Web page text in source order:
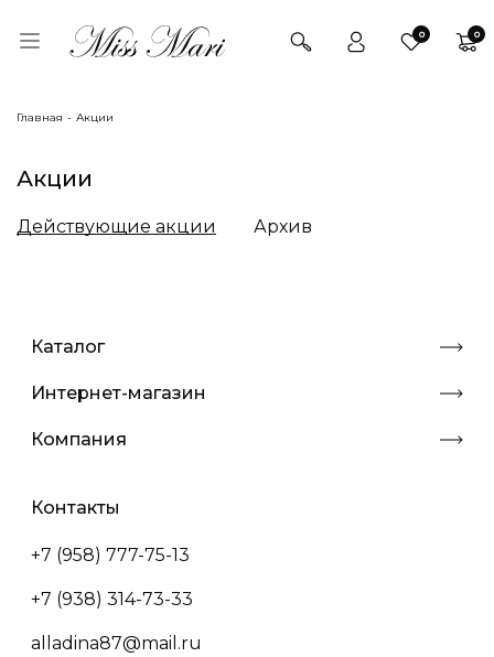
0 0
Главная Акции
Акции
Действующие акции Архив
Каталог
Интернет-магазин
Компания
Контакты
+7 (958) 777-75-13
+7 (938) 314-73-33
alladina87@mail.ru